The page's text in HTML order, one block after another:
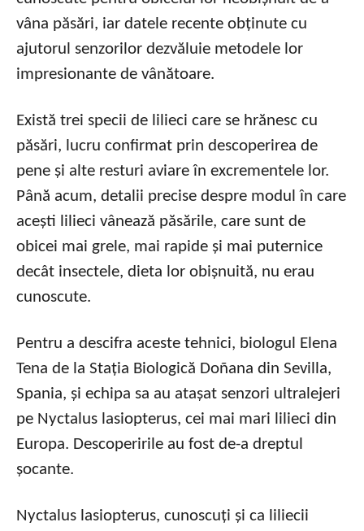
vâna păsări, iar datele recente obținute cu
ajutorul senzorilor dezvăluie metodele lor
impresionante de vânătoare.
Există trei specii de lilieci care se hrănesc cu
păsări, lucru confirmat prin descoperirea de
pene și alte resturi aviare în excrementele lor.
Până acum, detalii precise despre modul în care
acești lilieci vânează păsările, care sunt de
obicei mai grele, mai rapide și mai puternice
decât insectele, dieta lor obișnuită, nu erau
cunoscute.
Pentru a descifra aceste tehnici, biologul Elena
Tena de la Stația Biologică Doñana din Sevilla,
Spania, și echipa sa au atașat senzori ultralejeri
pe Nyctalus lasiopterus, cei mai mari lilieci din
Europa. Descoperirile au fost de-a dreptul
șocante.
Nyctalus lasiopterus, cunoscuți și ca liliecii